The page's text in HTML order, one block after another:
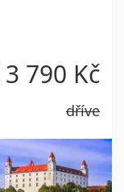
3 790 Kč
dříve